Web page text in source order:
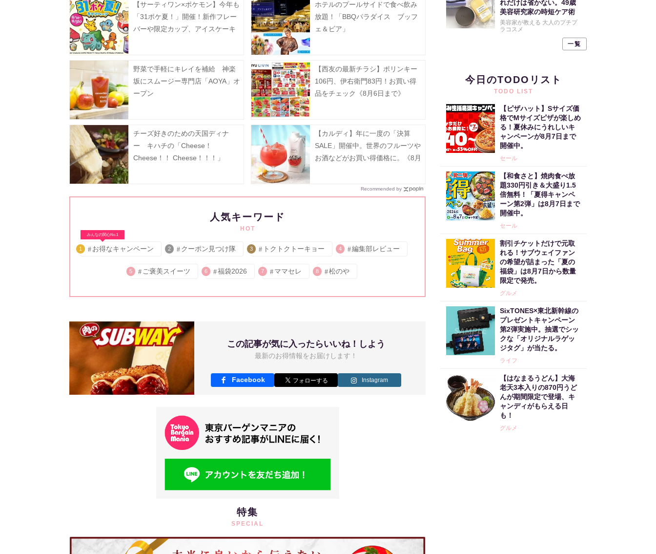
【サーティワン×ポケモン】今年も
「31ポケ夏！」開催！新作フレー
バーや限定カップ、アイスケーキ
ホテルのプールサイドで食べ飲み
放題！「BBQパラダイス ブッフ
ェ＆ビア」
野菜で手軽にキレイを補給 神楽
坂にスムージー専門店「AOYA」オ
ープン
【西友の最新チラシ】ポリンキー
106円、伊右衛門83円！お買い得
品をチェック《8月6日まで》
チーズ好きのための天国ディナ
ー キハチの「Cheese！
Cheese！！ Cheese！！！」
【カルディ】年に一度の「決算
SALE」開催中。世界のフルーツや
お酒などがお買い得価格に。《8月
Recommended by
人気キーワード
HOT
みんなの関心No.1
1 お得なキャンペーン 2 クーポン見つけ隊 3 トクトクトーキョー 4 編集部レビュー
5 ご褒美スイーツ 6 福袋2026 7 ママセレ 8 松のや
この記事が気に入ったらいいね！しよう
最新のお得情報をお届けします！
Facebook Instagram
特集
SPECIAL
れだけは省かない。49歳
美容研究家の時短ケア術
美容家が教える 大人のプチプ
ラコスメ
一覧
今日のTODOリスト
TODO LIST
【ピザハット】Sサイズ価
格でMサイズピザが楽しめ
る！夏休みにうれしいキ
ャンペーンが8月7日まで
開催中。
セール
【和食さと】焼肉食べ放
題330円引き＆大盛り1.5
倍無料！「夏得キャンペ
ーン第2弾」は8月7日まで
開催中。
セール
割引チケットだけで元取
れる！サブウェイファン
の希望が詰まった「夏の
福袋」は8月7日から数量
限定で発売。
グルメ
SixTONES×東北新幹線の
プレゼントキャンペーン
第2弾実施中。抽選でシッ
クな「オリジナルラゲッ
ジタグ」が当たる。
ライフ
【はなまるうどん】大海
老天3本入りの870円うど
んが期間限定で登場、キ
ャンディがもらえる日
も！
グルメ